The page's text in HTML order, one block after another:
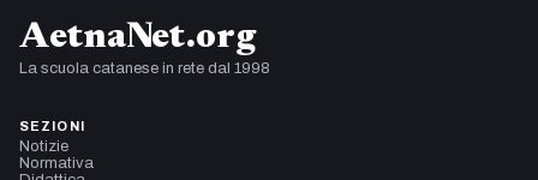
AetnaNet.org
La scuola catanese in rete dal 1998
SEZIONI
Notizie
Normativa